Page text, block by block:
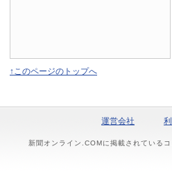
↑このページのトップへ
運営会社
新聞オンライン.COMに掲載されている